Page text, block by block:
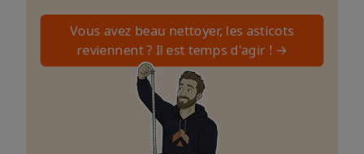
Vous avez beau nettoyer, les asticots
reviennent ? Il est temps d'agir ! →